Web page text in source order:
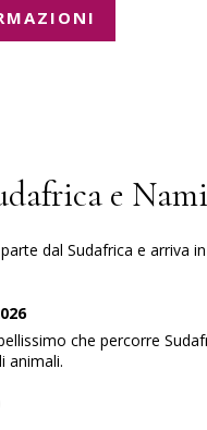
e
dal Sudafrica e arriva
che percorre
animali.